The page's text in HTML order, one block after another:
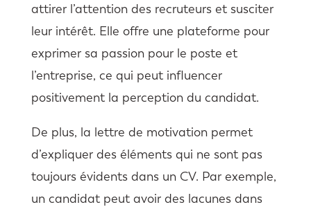
attirer l’attention des recruteurs et susciter
leur intérêt. Elle offre une plateforme pour
exprimer sa passion pour le poste et
l’entreprise, ce qui peut influencer
positivement la perception du candidat.
De plus, la lettre de motivation permet
d’expliquer des éléments qui ne sont pas
toujours évidents dans un CV. Par exemple,
un candidat peut avoir des lacunes dans